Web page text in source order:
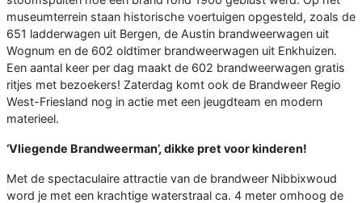
museumterrein staan historische voertuigen opgesteld, zoals de
651 ladderwagen uit Bergen, de Austin brandweerwagen uit
Wognum en de 602 oldtimer brandweerwagen uit Enkhuizen.
Een aantal keer per dag maakt de 602 brandweerwagen gratis
ritjes met bezoekers! Zaterdag komt ook de Brandweer Regio
West-Friesland nog in actie met een jeugdteam en modern
materieel.
‘Vliegende Brandweerman’, dikke pret voor kinderen!
Met de spectaculaire attractie van de brandweer Nibbixwoud
word je met een krachtige waterstraal ca. 4 meter omhoog de